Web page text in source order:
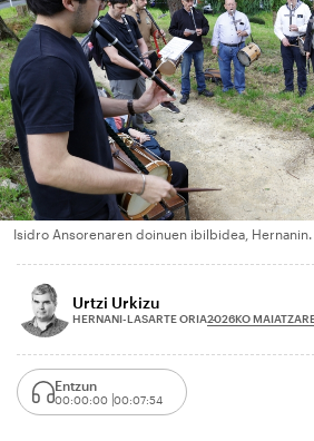
Isidro Ansorenaren doinuen ibilbidea, Hernanin.
Urtzi Urkizu
HERNANI-LASARTE ORIA2026KO
Entzun
00:00:00 00:07:54